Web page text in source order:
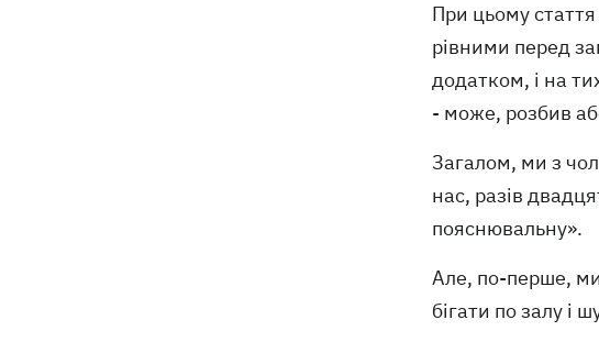
При цьому
рівними перед
додатком, і на
- може, розбив
Загалом, ми з
нас, разів
пояснювальну».
Але, по-перше, ми
бігати по залу і